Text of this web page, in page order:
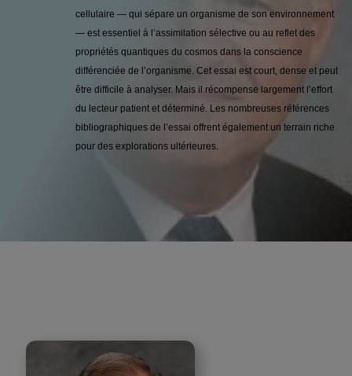
cellulaire — qui sépare un organisme de son environnement
— est essentiel à l’assimilation sélective ou au reflet des
propriétés quantiques du cosmos dans la conscience
différenciée de l’organisme. Cet essai est court, dense et peut
être difficile à analyser. Mais il récompense largement l’effort
du lecteur patient et déterminé. Les nombreuses références
bibliographiques de l’essai offrent également un terrain riche
pour des explorations ultérieures.